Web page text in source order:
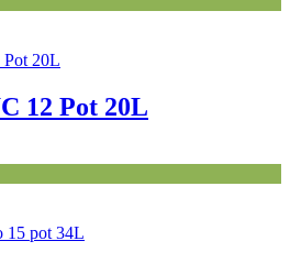
12 Pot 20L